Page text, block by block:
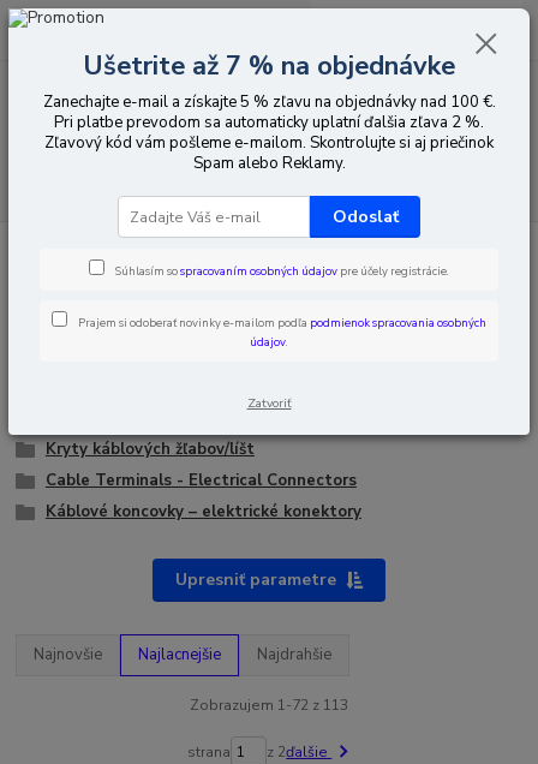
Menu
0,00 EUR
Inštalačný materiál
Kryty káblových žľabov/líšt
Cable Terminals - Electrical Connectors
Káblové koncovky – elektrické konektory
Upresniť parametre
Najnovšie Najlacnejšie Najdrahšie
Zobrazujem 1-72 z 113
strana z 2ďalšie
Ušetrite až 7 % na objednávke
Zanechajte e-mail a získajte 5 % zľavu na objednávky nad 100 €.
Pri platbe prevodom sa automaticky uplatní ďalšia zľava 2 %.
Zľavový kód vám pošleme e-mailom. Skontrolujte si aj priečinok
Spam alebo Reklamy.
Odoslať
Súhlasím sospracovaním osobných údajov pre účely registrácie.
Prajem si odoberať novinky e-mailom podľa podmienok spracovania osobných
údajov.
Zatvoriť